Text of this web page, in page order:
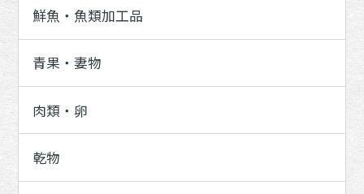
鮮魚・魚類加工品
青果・妻物
肉類・卵
乾物